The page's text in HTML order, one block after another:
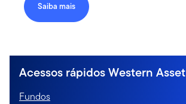
Saiba mais
Acessos rápidos Western Asset
Fundos